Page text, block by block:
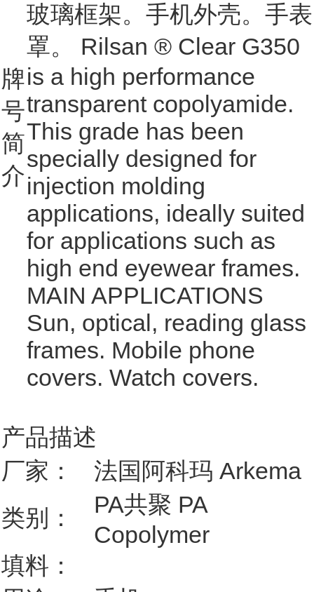
牌
号
简
介
玻璃框架。手机外壳。手表
罩。 Rilsan ® Clear G350
is a high performance
transparent copolyamide.
This grade has been
specially designed for
injection molding
applications, ideally suited
for applications such as
high end eyewear frames.
MAIN APPLICATIONS
Sun, optical, reading glass
frames. Mobile phone
covers. Watch covers.
产品描述
厂家：
法国阿科玛 Arkema
类别：
PA共聚 PA
Copolymer
填料：